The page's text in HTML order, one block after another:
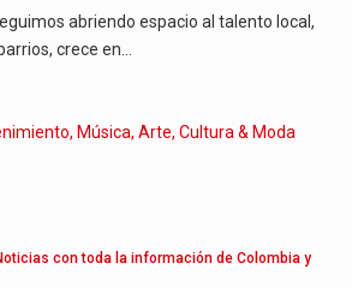
abriendo espacio al talento local,
crece en…
Música, Arte, Cultura & Moda
con toda la información de Colombia y